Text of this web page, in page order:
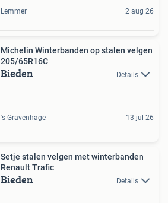
Lemmer 2 aug 26
Michelin Winterbanden op stalen velgen
205/65R16C
Bieden Details
's-Gravenhage 13 jul 26
Setje stalen velgen met winterbanden
Renault Trafic
Bieden Details